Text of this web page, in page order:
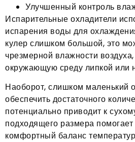
Улучшенный контроль
Испарительные охладители
испарения воды для
кулер слишком большой, это
чрезмерной влажности
окружающую среду липкой или
Наоборот, слишком маленький
обеспечить достаточного
потенциально приводит к
подходящего размера
комфортный баланс